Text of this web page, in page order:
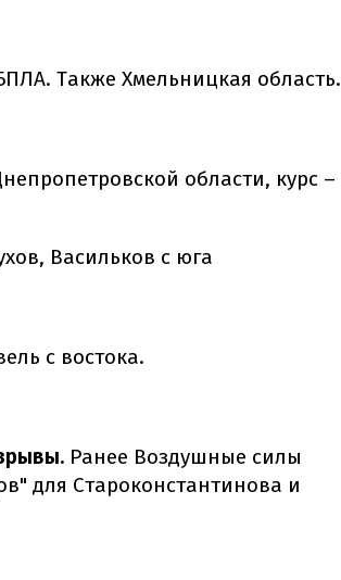
Также Хмельницкая область.
области, курс –
Васильков с юга
с востока.
Ранее Воздушные силы
для Староконстантинова и